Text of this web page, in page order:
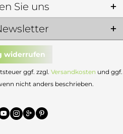
Sie uns
widerrufen
ggf. zzgl. Versandkosten und ggf.
nicht anders beschrieben.